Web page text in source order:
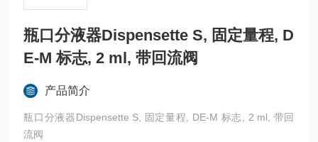
瓶口分液器Dispensette S, 固定量程, D
E-M 标志, 2 ml, 带回流阀
产品简介
瓶口分液器Dispensette S, 固定量程, DE-M 标志, 2 ml, 带回
流阀